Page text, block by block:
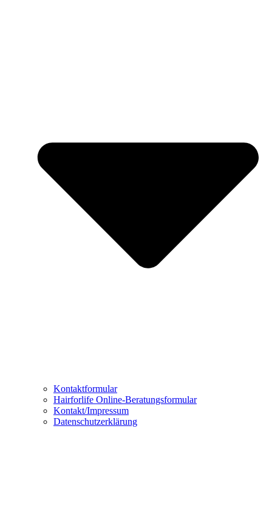
Kontaktformular
Hairforlife Online-Beratungsformular
Kontakt/Impressum
Datenschutzerklärung